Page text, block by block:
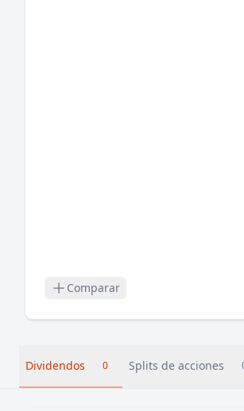
Comparar
Dividendos 0 Splits de acciones